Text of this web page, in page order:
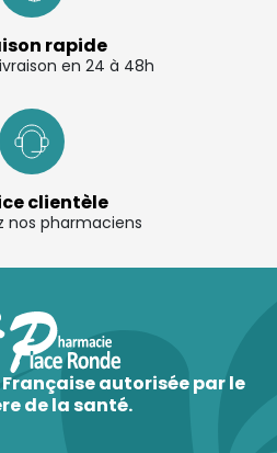
rapide
en 24 à 48h
clientèle
nos pharmaciens
autorisée par le
de la santé.